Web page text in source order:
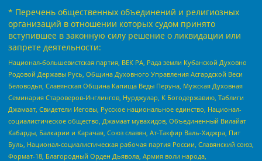
* Перечень общественных объединений и религиозных
организаций в отношении которых судом принято
вступившее в законную силу решение о ликвидации или
запрете деятельности:
Национал-большевистская партия, ВЕК РА, Рада земли Кубанской Духовно
Родовой Державы Русь, Община Духовного Управления Асгардской Веси
Беловодья, Славянская Община Капища Веды Перуна, Мужская Духовная
Семинария Староверов-Инглингов, Нурджулар, К Богодержавию, Таблиги
Джамаат, Свидетели Иеговы, Русское национальное единство, Национал-
социалистическое общество, Джамаат мувахидов, Объединенный Вилайат
Кабарды, Балкарии и Карачая, Союз славян, Ат-Такфир Валь-Хиджра, Пит
Буль, Национал-социалистическая рабочая партия России, Славянский союз,
Формат-18, Благородный Орден Дьявола, Армия воли народа,